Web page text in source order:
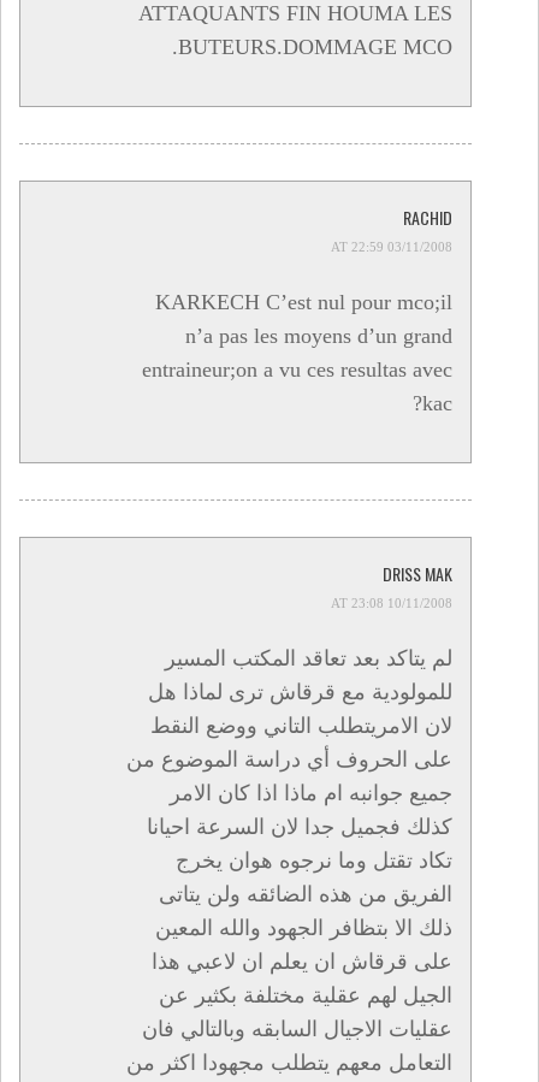
ATTAQUANTS FIN HOUMA LES
BUTEURS.DOMMAGE MCO.
RACHID
03/11/2008 AT 22:59
KARKECH C’est nul pour mco;il
n’a pas les moyens d’un grand
entraineur;on a vu ces resultas avec
kac?
DRISS MAK
10/11/2008 AT 23:08
لم يتاكد بعد تعاقد المكتب المسير
للمولودية مع قرقاش ترى لماذا هل
لان الامريتطلب التاني ووضع النقط
على الحروف أي دراسة الموضوع من
جميع جوانبه ام ماذا اذا كان الامر
كذلك فجميل جدا لان السرعة احيانا
تكاد تقتل وما نرجوه هوان يخرج
الفريق من هذه الضائقه ولن يتاتى
ذلك الا بتظافر الجهود والله المعين
على قرقاش ان يعلم ان لاعبي هذا
الجيل لهم عقلية مختلفة بكثير عن
عقليات الاجيال السابقه وبالتالي فان
التعامل معهم يتطلب مجهودا اكثر من